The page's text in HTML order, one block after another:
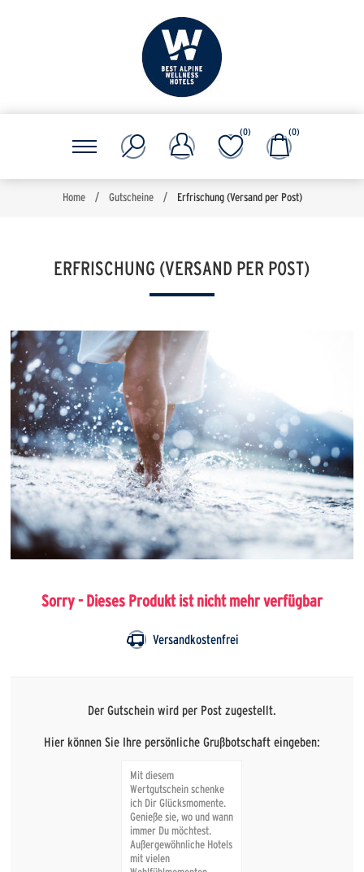
(0) (0)
Home / Gutscheine / Erfrischung (Versand per Post)
ERFRISCHUNG (VERSAND PER POST)
Sorry - Dieses Produkt ist nicht mehr verfügbar
Versandkostenfrei
Der Gutschein wird per Post zugestellt.
Hier können Sie Ihre persönliche Grußbotschaft eingeben: